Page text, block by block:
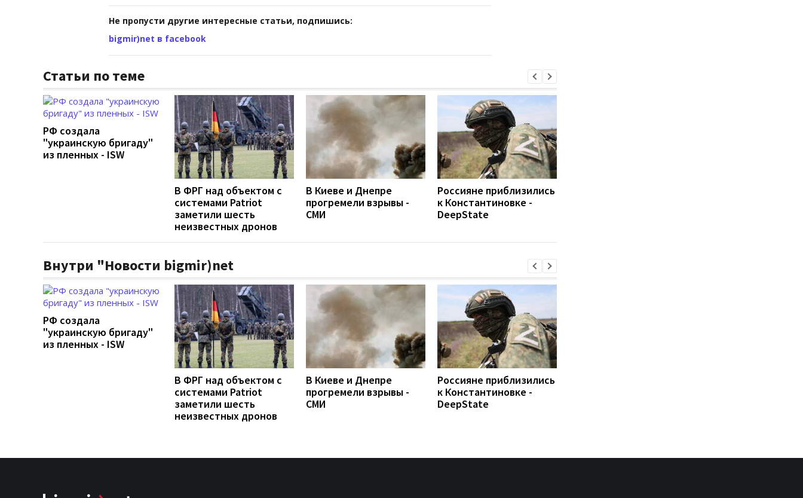
Не пропусти другие интересные статьи, подпишись:
bigmir)net в facebook
Статьи по теме
РФ создала
"украинскую бригаду"
из пленных - ISW
В ФРГ над объектом с
системами Patriot
заметили шесть
неизвестных дронов
В Киеве и Днепре
прогремели взрывы -
СМИ
Россияне приблизились
к Константиновке -
DeepState
Внутри "Новости bigmir)net
РФ создала
"украинскую бригаду"
из пленных - ISW
В ФРГ над объектом с
системами Patriot
заметили шесть
неизвестных дронов
В Киеве и Днепре
прогремели взрывы -
СМИ
Россияне приблизились
к Константиновке -
DeepState